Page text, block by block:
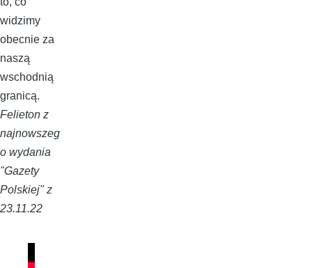
widzimy
obecnie za
naszą
wschodnią
granicą.
Felieton z
najnowszeg
o wydania
"Gazety
Polskiej" z
23.11.22